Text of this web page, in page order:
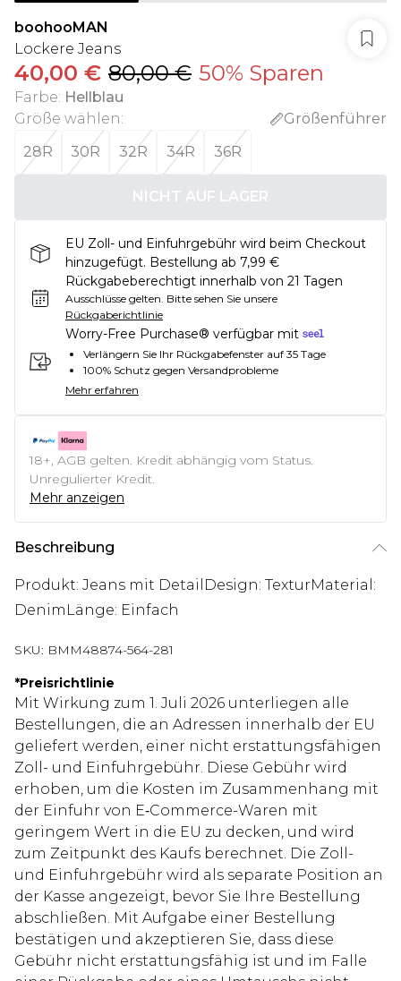
boohooMAN
Lockere Jeans
40,00 € 80,00 € 50% Sparen
Farbe: Hellblau
Größe wählen:
Größenführer
28R
30R 32R 34R 36R
NICHT AUF LAGER
EU Zoll- und Einfuhrgebühr wird beim Checkout
hinzugefügt. Bestellung ab 7,99 €
Rückgabeberechtigt innerhalb von 21 Tagen
Ausschlüsse gelten. Bitte sehen Sie unsere
Rückgaberichtlinie
Worry-Free Purchase® verfügbar mit
Verlängern Sie Ihr Rückgabefenster auf 35 Tage
100% Schutz gegen Versandprobleme
Mehr erfahren
18+, AGB gelten. Kredit abhängig vom Status.
Unregulierter Kredit.
Mehr anzeigen
Beschreibung
Produkt: Jeans mit DetailDesign: TexturMaterial:
DenimLänge: Einfach
SKU: BMM48874-564-281
*Preisrichtlinie
Mit Wirkung zum 1. Juli 2026 unterliegen alle
Bestellungen, die an Adressen innerhalb der EU
geliefert werden, einer nicht erstattungsfähigen
Zoll- und Einfuhrgebühr. Diese Gebühr wird
erhoben, um die Kosten im Zusammenhang mit
der Einfuhr von E‑Commerce-Waren mit
geringem Wert in die EU zu decken, und wird
zum Zeitpunkt des Kaufs berechnet. Die Zoll-
und Einfuhrgebühr wird als separate Position an
der Kasse angezeigt, bevor Sie Ihre Bestellung
abschließen. Mit Aufgabe einer Bestellung
bestätigen und akzeptieren Sie, dass diese
Gebühr nicht erstattungsfähig ist und im Falle